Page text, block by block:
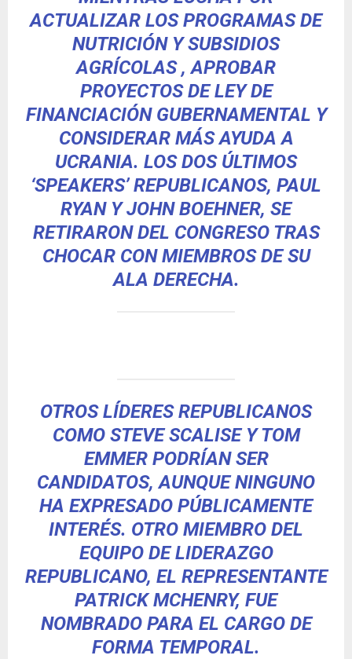
ACTUALIZAR LOS PROGRAMAS DE
NUTRICIÓN Y SUBSIDIOS
AGRÍCOLAS , APROBAR
PROYECTOS DE LEY DE
FINANCIACIÓN GUBERNAMENTAL Y
CONSIDERAR MÁS AYUDA A
UCRANIA. LOS DOS ÚLTIMOS
‘SPEAKERS’ REPUBLICANOS, PAUL
RYAN Y JOHN BOEHNER, SE
RETIRARON DEL CONGRESO TRAS
CHOCAR CON MIEMBROS DE SU
ALA DERECHA.
OTROS LÍDERES REPUBLICANOS
COMO STEVE SCALISE Y TOM
EMMER PODRÍAN SER
CANDIDATOS, AUNQUE NINGUNO
HA EXPRESADO PÚBLICAMENTE
INTERÉS. OTRO MIEMBRO DEL
EQUIPO DE LIDERAZGO
REPUBLICANO, EL REPRESENTANTE
PATRICK MCHENRY, FUE
NOMBRADO PARA EL CARGO DE
FORMA TEMPORAL.